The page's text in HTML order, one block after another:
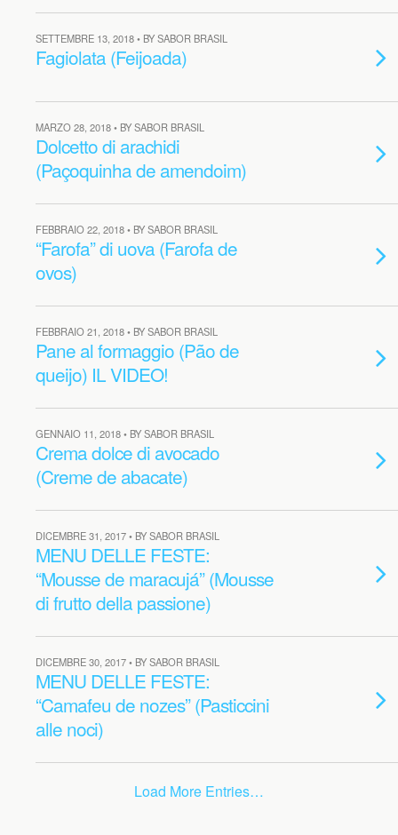
SETTEMBRE 13, 2018 • BY SABOR BRASIL
Fagiolata (Feijoada)
MARZO 28, 2018 • BY SABOR BRASIL
Dolcetto di arachidi
(Paçoquinha de amendoim)
FEBBRAIO 22, 2018 • BY SABOR BRASIL
“Farofa” di uova (Farofa de
ovos)
FEBBRAIO 21, 2018 • BY SABOR BRASIL
Pane al formaggio (Pão de
queijo) IL VIDEO!
GENNAIO 11, 2018 • BY SABOR BRASIL
Crema dolce di avocado
(Creme de abacate)
DICEMBRE 31, 2017 • BY SABOR BRASIL
MENU DELLE FESTE:
“Mousse de maracujá” (Mousse
di frutto della passione)
DICEMBRE 30, 2017 • BY SABOR BRASIL
MENU DELLE FESTE:
“Camafeu de nozes” (Pasticcini
alle noci)
Load More Entries…